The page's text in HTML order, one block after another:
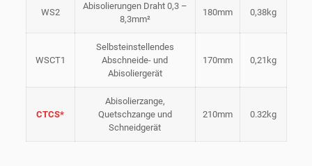
WS2
Abisolierungen Draht 0,3 –
8,3mm²
180mm 0,38kg
WSCT1
Selbsteinstellendes
Abschneide- und
Abisoliergerät
170mm 0,21kg
CTCS*
Abisolierzange,
Quetschzange und
Schneidgerät
210mm 0.32kg